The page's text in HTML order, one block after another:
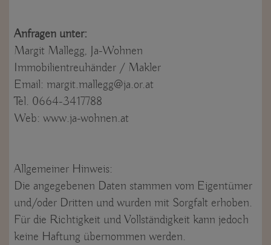
Anfragen unter:
Margit Mallegg, Ja-Wohnen
Immobilientreuhänder / Makler
Email: margit.mallegg@ja.or.at
Tel. 0664-3417788
Web: www.ja-wohnen.at
Allgemeiner Hinweis:
Die angegebenen Daten stammen vom Eigentümer
und/oder Dritten und wurden mit Sorgfalt erhoben.
Für die Richtigkeit und Vollständigkeit kann jedoch
keine Haftung übernommen werden.